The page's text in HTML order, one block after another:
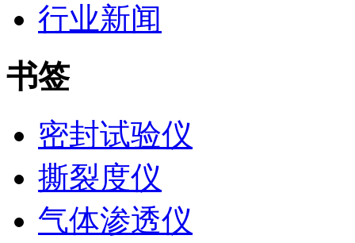
行业新闻
书签
密封试验仪
撕裂度仪
气体渗透仪